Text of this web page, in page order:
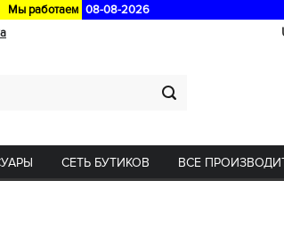
Мы работаем 08-08-2026
СЕТЬ БУТИКОВ ВСЕ